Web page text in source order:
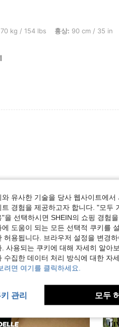
lbs, 흉상: 90 cm / 35 in, 허리: 71 cm /
70 kg / 154 lbs 흉상: 90 cm / 35 in
리뷰 더 보기
와 유사한 기술을 당사 웹사이트에
트 경험을 제공하고자 합니다. "모두
"을 선택하시면 SHEIN의 쇼핑 경험
에 도움이 되는 모든 선택적 쿠키를
허용됩니다. 브라우저 설정을 변경
. 사용되는 쿠키에 대해 자세히 알아
수집한 데이터 처리 방식에 대한 자
려면 여기를 클릭하세요.
관리 모두